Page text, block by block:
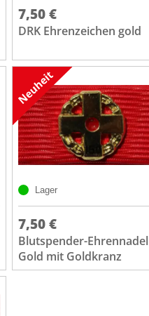
7,50 €
DRK Ehrenzeichen gold
Lager
7,50 €
Blutspender-
Gold mit Goldkranz